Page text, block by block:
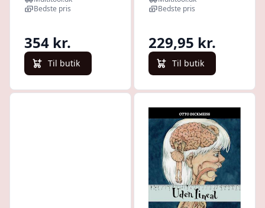
Bedste pris
354 kr.
Til butik
Lineal
Bedste pris
229,95 kr.
Til butik